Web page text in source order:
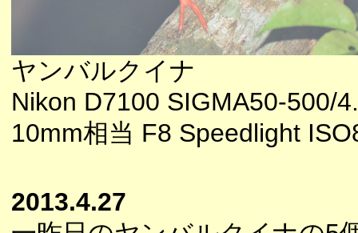
ヤンバルクイナ
Nikon D7100 SIGMA50-500/
10mm相当 F8 Speedlight
2013.4.27